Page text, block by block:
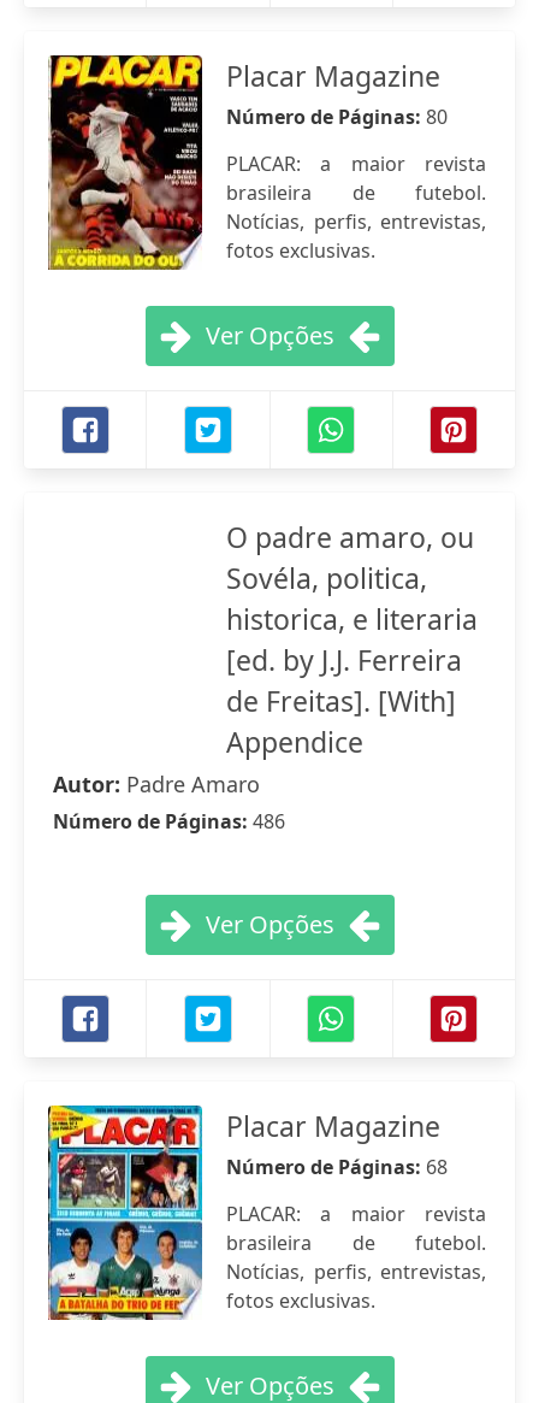
Placar Magazine
Número de Páginas: 80
PLACAR: a maior revista
brasileira de futebol.
Notícias, perfis, entrevistas,
fotos exclusivas.
Ver Opções
O padre amaro, ou
Sovéla, politica,
historica, e literaria
[ed. by J.J. Ferreira
de Freitas]. [With]
Appendice
Autor: Padre Amaro
Número de Páginas: 486
Ver Opções
Placar Magazine
Número de Páginas: 68
PLACAR: a maior revista
brasileira de futebol.
Notícias, perfis, entrevistas,
fotos exclusivas.
Ver Opções